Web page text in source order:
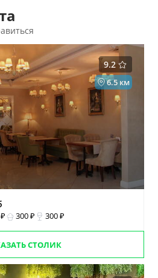
9.2
6.5 км
300 ₽ 300 ₽
СТОЛИК